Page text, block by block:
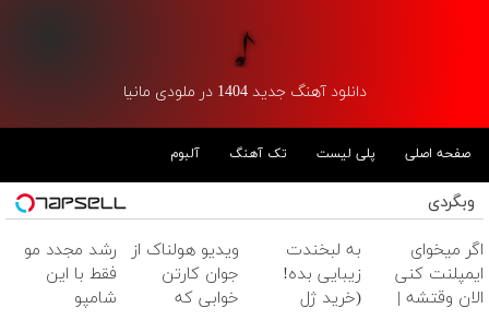
دانلود آهنگ جدید 1404 در ملودی مانیا
صفحه اصلی پلی لیست تک آهنگ آلبوم
وبگردی
اگر میخوای
ایمپلنت کنی
الان وقتشه |
به لبخندت
زیبایی بده!
(خرید ژل
ویدیو هولناک از
جوان کارتن
خوابی که
رشد مجدد مو
فقط با این
شامپو